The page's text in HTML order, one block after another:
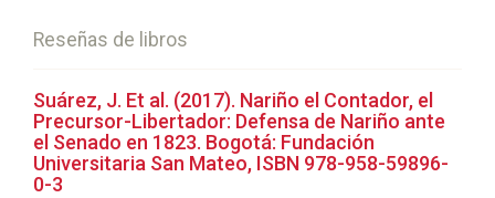
Reseñas de libros
Suárez, J. Et al. (2017). Nariño el Contador, el
Precursor-Libertador: Defensa de Nariño ante
el Senado en 1823. Bogotá: Fundación
Universitaria San Mateo, ISBN 978-958-59896-
0-3